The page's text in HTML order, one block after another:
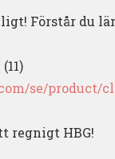
Förstår du
se/product/
regnigt HBG!